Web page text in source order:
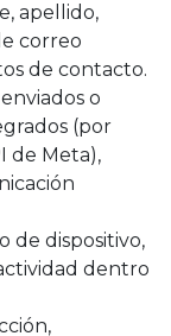
apellido,
correo
de contacto.
o
(por
de Meta),
de dispositivo,
dentro